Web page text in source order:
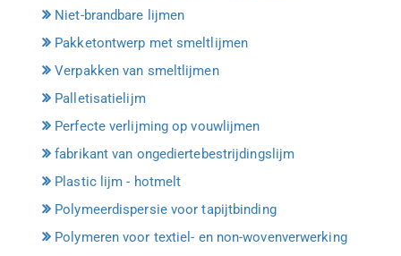
Niet-brandbare lijmen
Pakketontwerp met smeltlijmen
Verpakken van smeltlijmen
Palletisatielijm
Perfecte verlijming op vouwlijmen
fabrikant van ongediertebestrijdingslijm
Plastic lijm - hotmelt
Polymeerdispersie voor tapijtbinding
Polymeren voor textiel- en non-wovenverwerking